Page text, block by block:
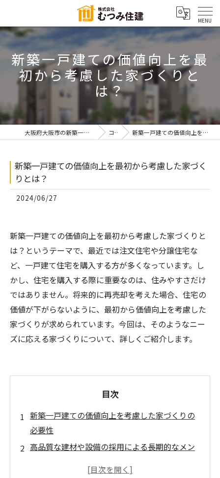
新築一戸建ての価値向上を最
初から考慮した家づくりと
は？
大阪府大阪市の新築一戸建てなら株式会社むつみ住建 コラム 新築一戸建ての価値向上を最初から考慮した家づくりとは？
新築一戸建ての価値向上を最初から考慮した家づく
りとは？
2024/06/27
新築一戸建ての価値向上を最初から考慮した家づくりと
は？というテーマで、最近では注文住宅や分譲住宅な
ど、一戸建て住宅を購入する方が多くなっています。し
かし、住宅を購入する際に重要なのは、住みやすさだけ
ではありません。将来的に再売却を考えた場合、住宅の
価値が下がらないように、最初から価値向上を考慮した
家づくりが求められています。今回は、そのようなニー
ズに応える家づくりについて、詳しくご紹介します。
目次
新築一戸建ての価値向上を考慮した家づくりの
必要性
高品質な建材や設備の採用による長期的なメン